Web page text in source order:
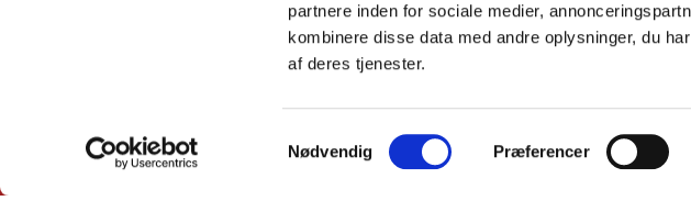
partnere inden for sociale medier,
kombinere disse data med andre oplysninger, du
af deres tjenester.
Samtykkevalg
Nødvendig Præferencer
Privatliv og cookies